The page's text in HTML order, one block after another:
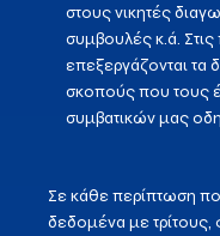
στους νικητές
συμβουλές κ.ά. Στις
επεξεργάζονται τα
σκοπούς που τους
συμβατικών μας
Σε κάθε περίπτωση
δεδομένα με τρίτους,